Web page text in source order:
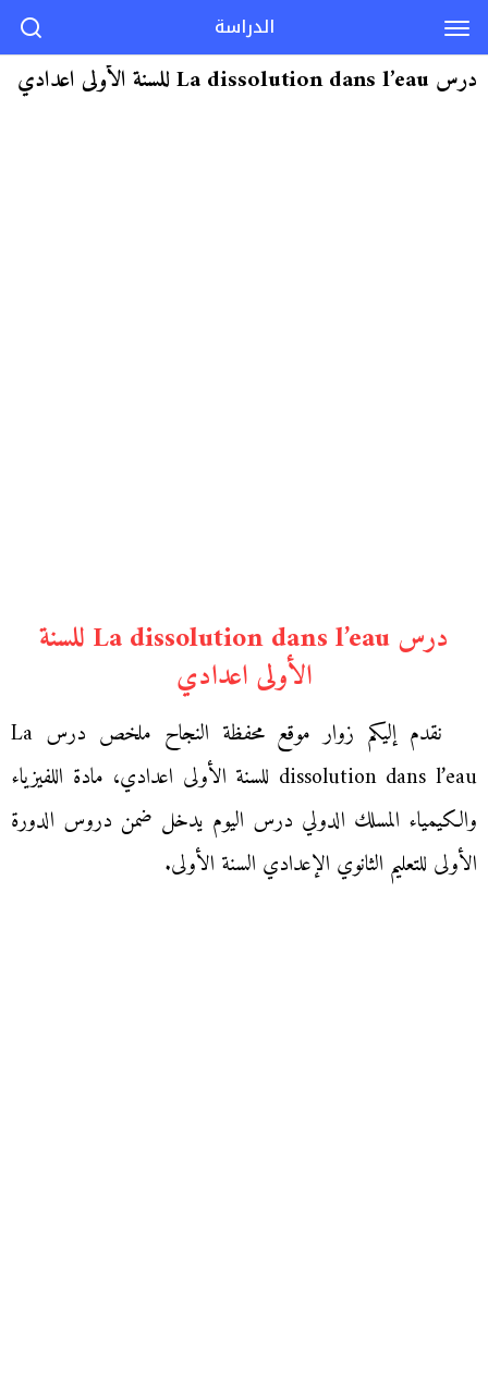
درس La dissolution dans l’eau للسنة الأولى اعدادي
درس La dissolution dans l’eau للسنة
الأولى اعدادي
نقدم إليكم زوار موقع محفظة النجاح ملخص درس La
dissolution dans l’eau للسنة الأولى اعدادي، مادة اللفيزياء
والكيمياء المسلك الدولي درس اليوم يدخل ضمن دروس الدورة
الأولى للتعليم الثانوي الإعدادي السنة الأولى.
الدراسة